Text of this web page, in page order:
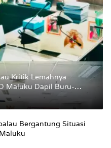
Kritik Lemahnya
Maluku Dapil Buru-
Perubahan Status
Bergantung Situasi